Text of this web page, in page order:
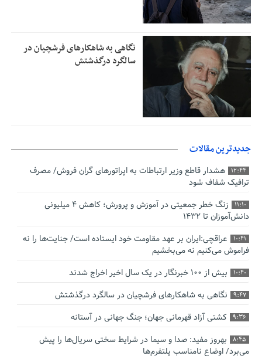
نگاهی به شاهکارهای فرشچیان در
سالگرد درگذشتش
جدیدترین مقالات
12:44
هشدار قاطع وزیر ارتباطات به اپراتورهای گران فروش/ مصرف
ترافیک شفاف شود
11:10
زنگ خطر جمعیتی در آموزش و پرورش؛ کاهش ۴ میلیونی
دانش‌آموزان تا ۱۴۳۲
10:41
عراقچی:ایران بر عهد مقاومت خود ایستاده است/ جنایت‌ها را نه
فراموش می‌کنیم نه می‌بخشیم
10:40 بیش از ۱۰۰ خبرنگار در یک سال اخیر اخراج شدند
9:47 نگاهی به شاهکارهای فرشچیان در سالگرد درگذشتش
9:36 کشتی آزاد قهرمانی جهان؛ جنگ جهانی در آستانه
8:45
بهروز مفید: صدا و سیما در شرایط سختی سریال‌ها را پیش
می‌برد/ اوضاع نامناسب پلتفرم‌ها